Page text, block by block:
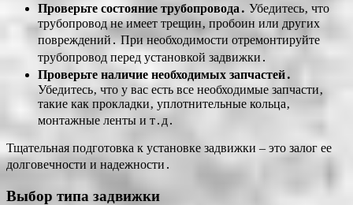
Проверьте состояние трубопровода․ Убедитесь‚ что
трубопровод не имеет трещин‚ пробоин или других
повреждений․ При необходимости отремонтируйте
трубопровод перед установкой задвижки․
Проверьте наличие необходимых запчастей․
Убедитесь‚ что у вас есть все необходимые запчасти‚
такие как прокладки‚ уплотнительные кольца‚
монтажные ленты и т․д․
Тщательная подготовка к установке задвижки – это залог ее
долговечности и надежности․
Выбор типа задвижки